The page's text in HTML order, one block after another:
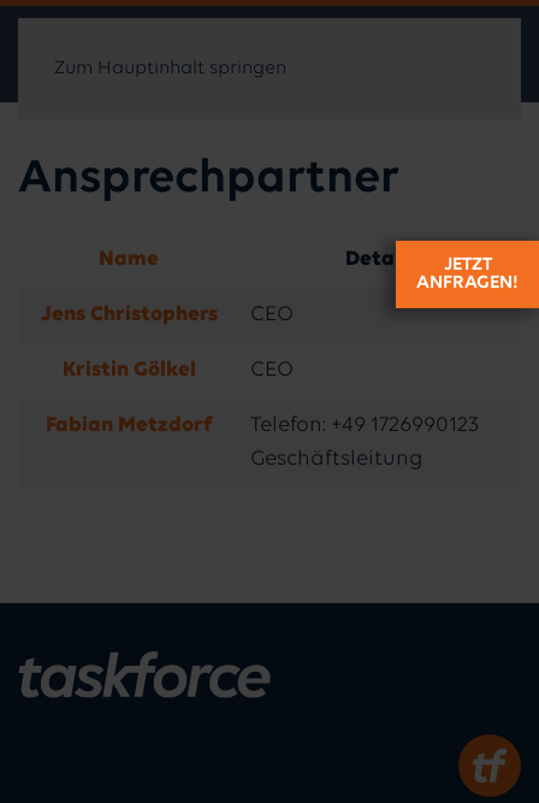
Zum Hauptinhalt springen
Ansprechpartner
Kontakte,
Name Details
Jens Christophers CEO
Kristin Gölkel CEO
Fabian Metzdorf
Telefon: +49 1726990123
Geschäftsleitung
JETZT
ANFRAGEN!